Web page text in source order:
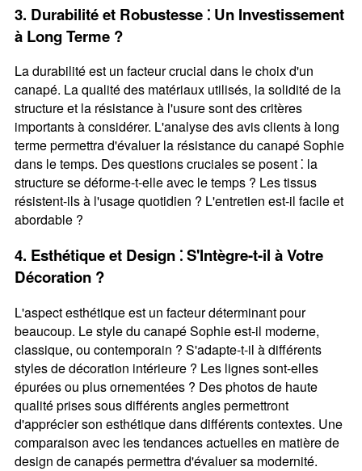
3. Durabilité et Robustesse ⁚ Un Investissement
à Long Terme ?
La durabilité est un facteur crucial dans le choix d'un
canapé. La qualité des matériaux utilisés, la solidité de la
structure et la résistance à l'usure sont des critères
importants à considérer. L'analyse des avis clients à long
terme permettra d'évaluer la résistance du canapé Sophie
dans le temps. Des questions cruciales se posent ⁚ la
structure se déforme-t-elle avec le temps ? Les tissus
résistent-ils à l'usage quotidien ? L'entretien est-il facile et
abordable ?
4. Esthétique et Design ⁚ S'Intègre-t-il à Votre
Décoration ?
L'aspect esthétique est un facteur déterminant pour
beaucoup. Le style du canapé Sophie est-il moderne,
classique, ou contemporain ? S'adapte-t-il à différents
styles de décoration intérieure ? Les lignes sont-elles
épurées ou plus ornementées ? Des photos de haute
qualité prises sous différents angles permettront
d'apprécier son esthétique dans différents contextes. Une
comparaison avec les tendances actuelles en matière de
design de canapés permettra d'évaluer sa modernité.